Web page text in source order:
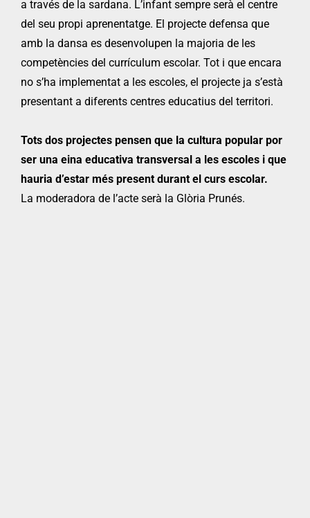
a través de la sardana. L’infant sempre serà el centre
del seu propi aprenentatge. El projecte defensa que
amb la dansa es desenvolupen la majoria de les
competències del currículum escolar. Tot i que encara
no s’ha implementat a les escoles, el projecte ja s’està
presentant a diferents centres educatius del territori.
Tots dos projectes pensen que la cultura popular por
ser una eina educativa transversal a les escoles i que
hauria d’estar més present durant el curs escolar.
La moderadora de l’acte serà la Glòria Prunés.